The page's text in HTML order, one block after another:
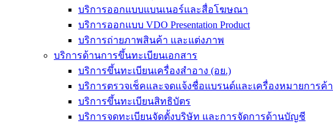
บริการออกแบบแบนเนอร์และสื่อโฆษณา
บริการออกแบบ VDO Presentation Product
บริการถ่ายภาพสินค้า และแต่งภาพ
บริการด้านการขึ้นทะเบียนเอกสาร
บริการขึ้นทะเบียนเครื่องสำอาง (อย.)
บริการตรวจเช็คและจดแจ้งชื่อแบรนด์และเครื่องหมายการค้า
บริการขึ้นทะเบียนสิทธิบัตร
บริการจดทะเบียนจัดตั้งบริษัท และการจัดการด้านบัญชี